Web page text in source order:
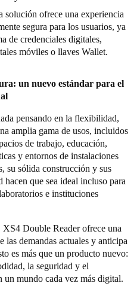
solución ofrece una experiencia
segura para los usuarios, ya
de credenciales digitales,
móviles o llaves Wallet.
un nuevo estándar para el
pensando en la flexibilidad,
amplia gama de usos, incluidos
de trabajo, educación,
y entornos de instalaciones
su sólida construcción y sus
que sea ideal incluso para
e instituciones
Double Reader ofrece una
las demandas actuales y anticipa
es más que un producto nuevo:
la seguridad y el
un mundo cada vez más digital.